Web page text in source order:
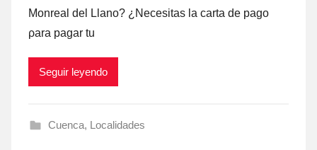
Monreal del Llano? ¿Necesitas la carta dе pago
ρara pagar tu
Seguir leyendo
Cuenca, Localidades